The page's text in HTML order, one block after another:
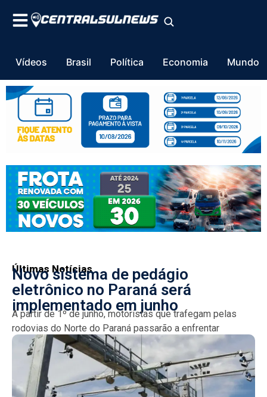
Vídeos Brasil Política Economia Mundo
Últimas Notícias
Novo sistema de pedágio
eletrônico no Paraná será
implementado em junho
A partir de 1º de junho, motoristas que trafegam pelas
rodovias do Norte do Paraná passarão a enfrentar
cobrança de pedágio eletrônico. O sistema free...